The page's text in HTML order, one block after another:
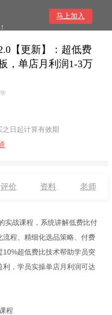
马上加入
【更新】：超低费
，单店月利润1-3万
之日起计算有效期
评价 资料 老师
实战课程，系统讲解低费比付
程、精细化选品策略、付费
超低费比技术帮助学员突
，学员实操单店月利润可达
程